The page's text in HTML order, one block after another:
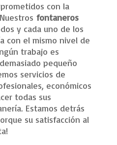
con la
fontaneros
y cada uno de los
con el mismo nivel de
trabajo es
pequeño
servicios de
económicos
todas sus
Estamos detrás
su satisfacción al